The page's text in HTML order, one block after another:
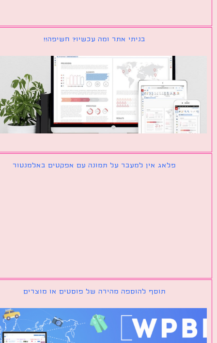
בניתי אתר ומה עכשיו? חשיפה!!
פלאג אין למעבר על תמונה עם אפקטים באלמנטור
תוסף להוספה מהירה של פוסטים או מוצרים